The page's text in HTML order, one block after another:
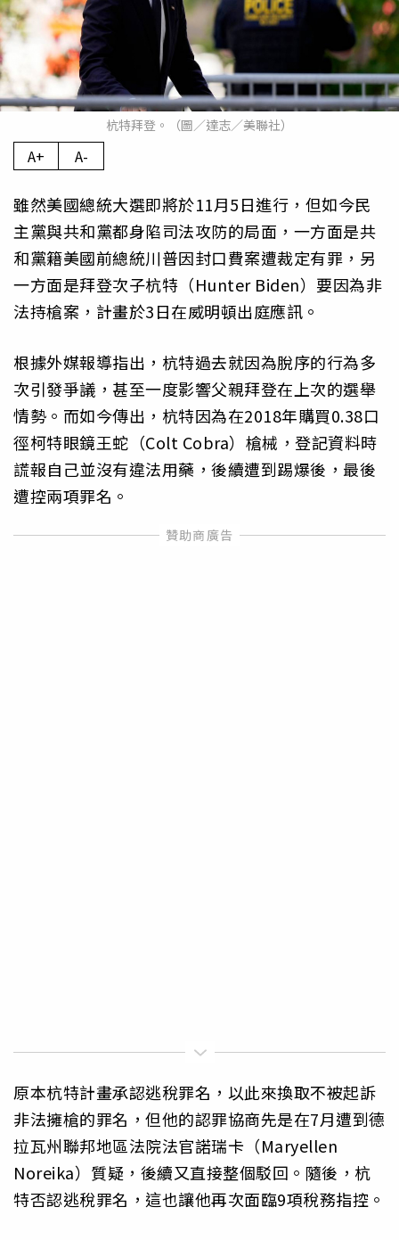
杭特拜登。（圖／達志／美聯社）
A+ A-
雖然美國總統大選即將於11月5日進行，但如今民
主黨與共和黨都身陷司法攻防的局面，一方面是共
和黨籍美國前總統川普因封口費案遭裁定有罪，另
一方面是拜登次子杭特（Hunter Biden）要因為非
法持槍案，計畫於3日在威明頓出庭應訊。
根據外媒報導指出，杭特過去就因為脫序的行為多
次引發爭議，甚至一度影響父親拜登在上次的選舉
情勢。而如今傳出，杭特因為在2018年購買0.38口
徑柯特眼鏡王蛇（Colt Cobra）槍械，登記資料時
謊報自己並沒有違法用藥，後續遭到踢爆後，最後
遭控兩項罪名。
原本杭特計畫承認逃稅罪名，以此來換取不被起訴
非法擁槍的罪名，但他的認罪協商先是在7月遭到德
拉瓦州聯邦地區法院法官諾瑞卡（Maryellen
Noreika）質疑，後續又直接整個駁回。隨後，杭
特否認逃稅罪名，這也讓他再次面臨9項稅務指控。